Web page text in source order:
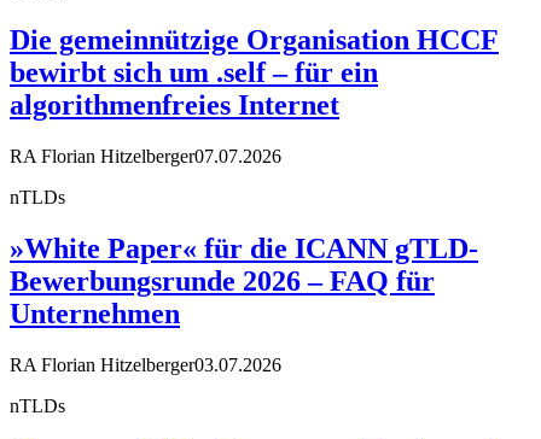
Die gemeinnützige Organisation HCCF
bewirbt sich um .self – für ein
algorithmenfreies Internet
RA Florian Hitzelberger07.07.2026
nTLDs
»White Paper« für die ICANN gTLD-
Bewerbungsrunde 2026 – FAQ für
Unternehmen
RA Florian Hitzelberger03.07.2026
nTLDs